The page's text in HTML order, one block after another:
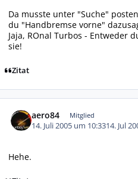
Da musste unter "Suche"
du "Handbremse vorne"
Jaja, ROnal Turbos - Entweder
sie!
Zitat
aero84 Mitglied
14. Juli 2005 um 10:3314. Jul
Hehe.